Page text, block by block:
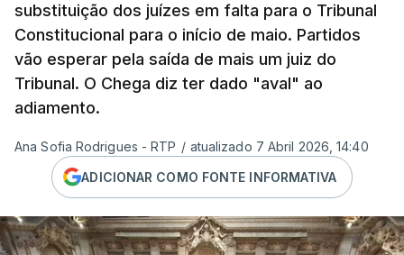
substituição dos juízes em falta para o Tribunal
Constitucional para o início de maio. Partidos
vão esperar pela saída de mais um juiz do
Tribunal. O Chega diz ter dado "aval" ao
adiamento.
Ana Sofia Rodrigues - RTP / atualizado 7 Abril 2026, 14:40
ADICIONAR COMO FONTE INFORMATIVA